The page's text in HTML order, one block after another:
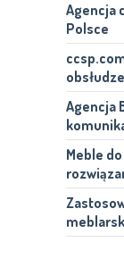
Agencja
Polsce
Agencja
Meble